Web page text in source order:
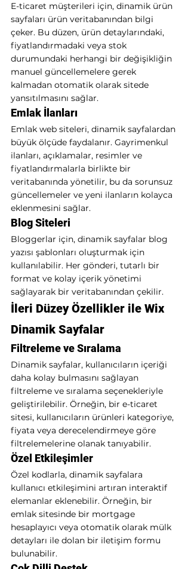
E-ticaret müşterileri için, dinamik ürün
sayfaları ürün veritabanından bilgi
çeker. Bu düzen, ürün detaylarındaki,
fiyatlandırmadaki veya stok
durumundaki herhangi bir değişikliğin
manuel güncellemelere gerek
kalmadan otomatik olarak sitede
yansıtılmasını sağlar.
Emlak İlanları
Emlak web siteleri, dinamik sayfalardan
büyük ölçüde faydalanır. Gayrimenkul
ilanları, açıklamalar, resimler ve
fiyatlandırmalarla birlikte bir
veritabanında yönetilir, bu da sorunsuz
güncellemeler ve yeni ilanların kolayca
eklenmesini sağlar.
Blog Siteleri
Bloggerlar için, dinamik sayfalar blog
yazısı şablonları oluşturmak için
kullanılabilir. Her gönderi, tutarlı bir
format ve kolay içerik yönetimi
sağlayarak bir veritabanından çekilir.
İleri Düzey Özellikler ile Wix
Dinamik Sayfalar
Filtreleme ve Sıralama
Dinamik sayfalar, kullanıcıların içeriği
daha kolay bulmasını sağlayan
filtreleme ve sıralama seçenekleriyle
geliştirilebilir. Örneğin, bir e-ticaret
sitesi, kullanıcıların ürünleri kategoriye,
fiyata veya derecelendirmeye göre
filtrelemelerine olanak tanıyabilir.
Özel Etkileşimler
Özel kodlarla, dinamik sayfalara
kullanıcı etkileşimini artıran interaktif
elemanlar eklenebilir. Örneğin, bir
emlak sitesinde bir mortgage
hesaplayıcı veya otomatik olarak mülk
detayları ile dolan bir iletişim formu
bulunabilir.